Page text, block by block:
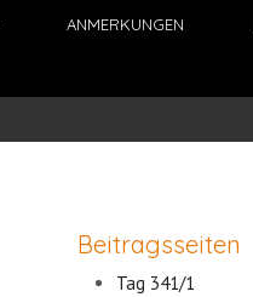
ANMERKUNGEN
Beitragsseiten
Tag 341/1